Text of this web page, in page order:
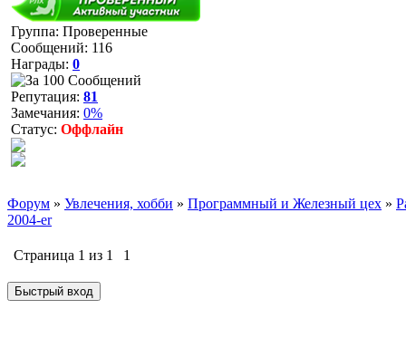
Группа: Проверенные
Сообщений: 116
Награды: 0
Репутация: 81
Замечания: 0%
Статус: Оффлайн
Форум » Увлечения, хобби » Программный и Железный цех »
2004-er
Страница 1 из 1 1